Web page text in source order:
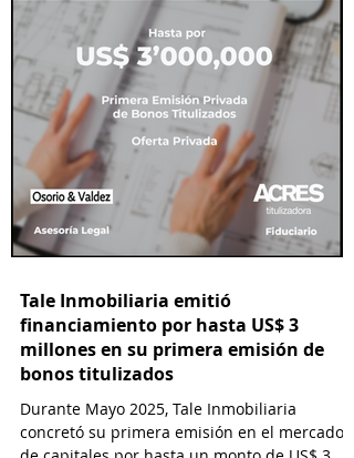
Tale Inmobiliaria emitió
financiamiento por hasta US$ 3
millones en su primera emisión de
bonos titulizados
Durante Mayo 2025, Tale Inmobiliaria
concretó su primera emisión en el mercado